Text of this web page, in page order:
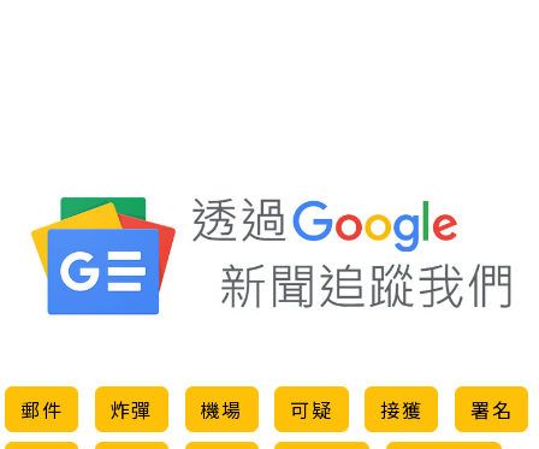
郵件 炸彈 機場 可疑 接獲
署名